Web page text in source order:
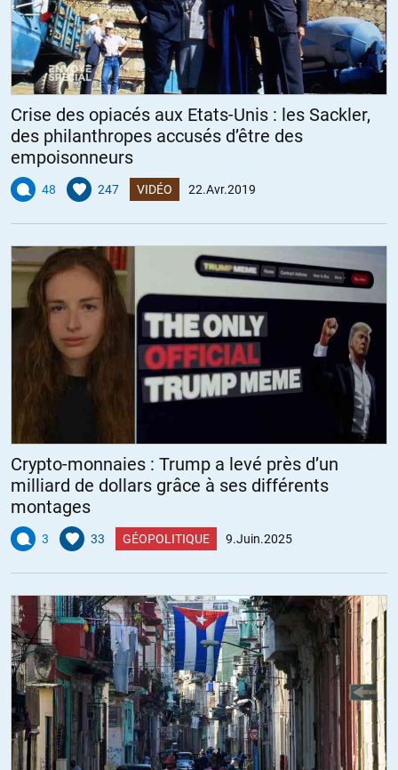
Crise des opiacés aux Etats-Unis : les Sackler,
des philanthropes accusés d’être des
empoisonneurs
48 247 VIDÉO 22.Avr.2019
Crypto-monnaies : Trump a levé près d’un
milliard de dollars grâce à ses différents
montages
3 33 GÉOPOLITIQUE 9.Juin.2025